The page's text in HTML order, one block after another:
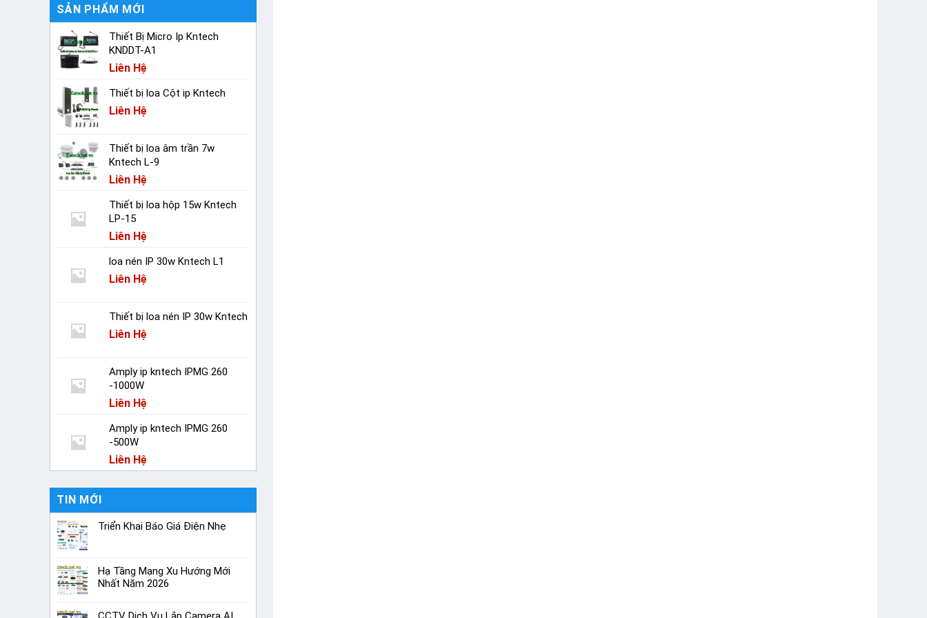
SẢN PHẨM MỚI
Thiết Bị Micro Ip Kntech
KNDDT-A1
Liên Hệ
Thiết bị loa Cột ip Kntech
Liên Hệ
Thiết bị loa âm trần 7w
Kntech L-9
Liên Hệ
Thiết bị loa hộp 15w Kntech
LP-15
Liên Hệ
loa nén IP 30w Kntech L1
Liên Hệ
Thiết bị loa nén IP 30w Kntech
Liên Hệ
Amply ip kntech IPMG 260
-1000W
Liên Hệ
Amply ip kntech IPMG 260
-500W
Liên Hệ
TIN MỚI
Triển Khai Báo Giá Điện Nhẹ
Hạ Tầng Mạng Xu Hướng Mới
Nhất Năm 2026